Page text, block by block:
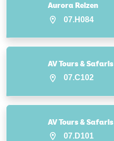
Aurora Reizen
07.H084
AV Tours & Safaris
07.C102
AV Tours & Safaris
07.D101